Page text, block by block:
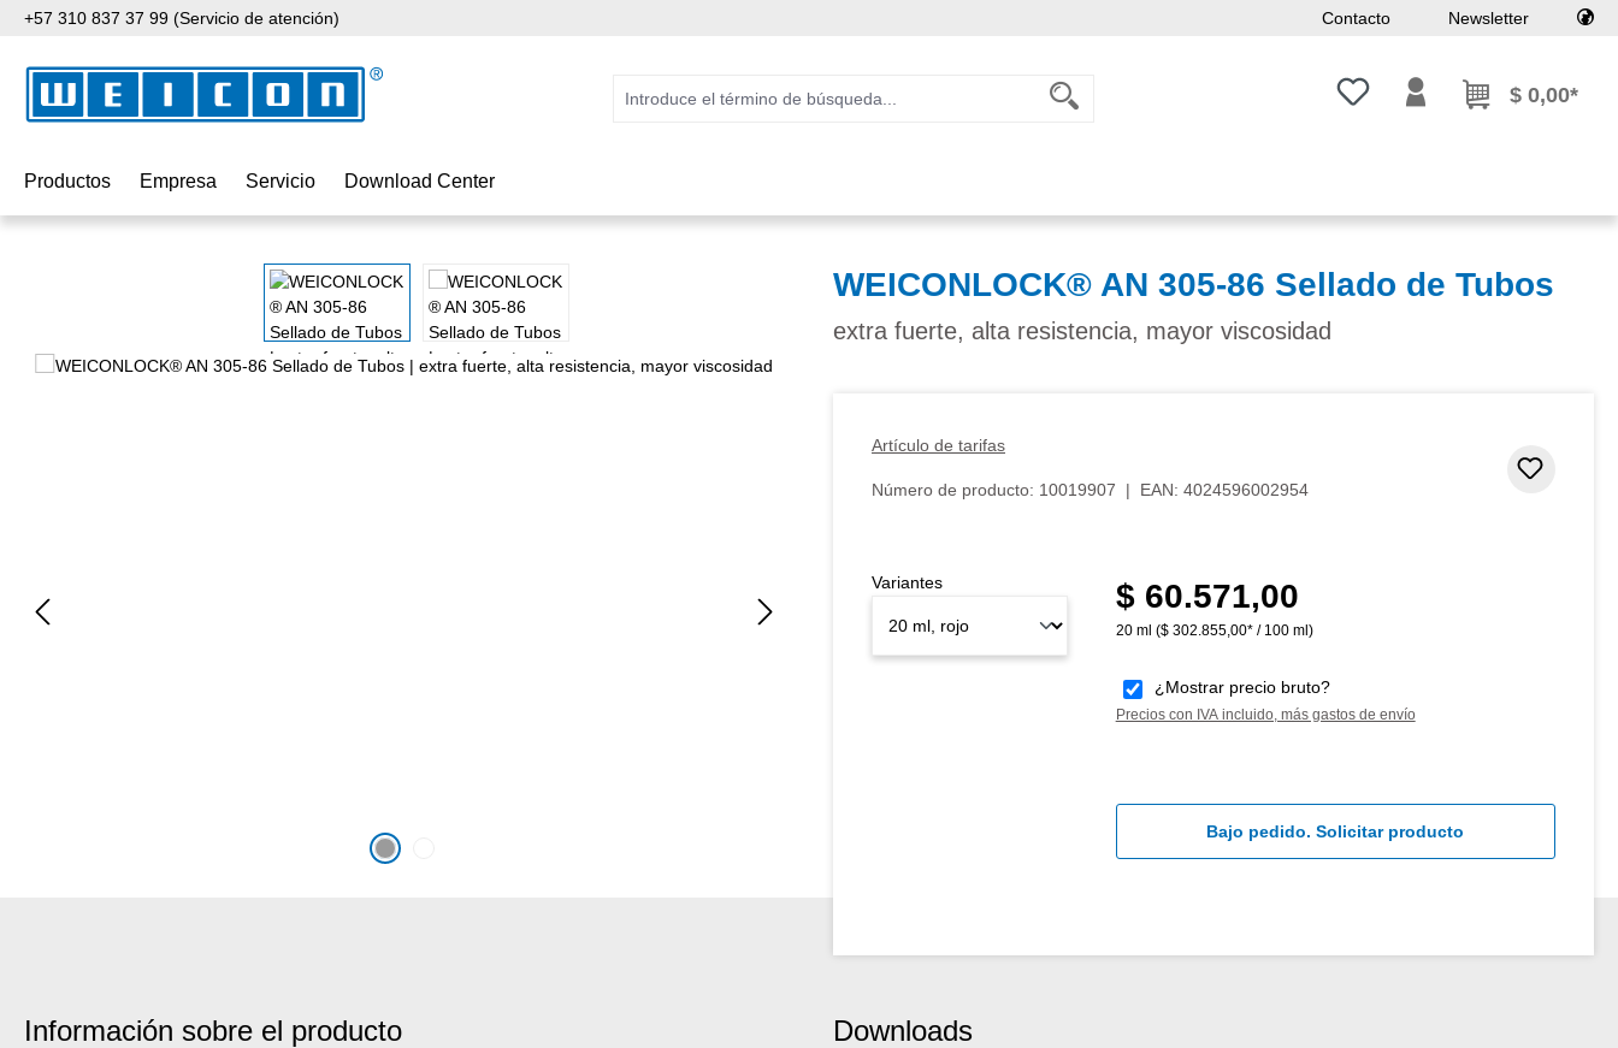
al contenido principal
Saltar a la búsqueda
Saltar a la navegación principal
+57 310 837 37 99 (Servicio de atención) Contacto Newsletter
Tienes 0 artículos en tu lista de
$ 0,00*
Productos Empresa Servicio Download Center
WEICONLOCK® AN 305-86 Sellado de Tubos
extra fuerte, alta resistencia, mayor viscosidad
Artículo de tarifas
Número de producto: 10019907 | EAN: 4024596002954
Precio normal:
$ 60.571,00
20 ml ($ 302.855,00* / 100 ml)
¿Mostrar precio bruto?
Precios con IVA incluido, más gastos de envío
Variantes
Bajo pedido. Solicitar producto
Información sobre el producto Downloads